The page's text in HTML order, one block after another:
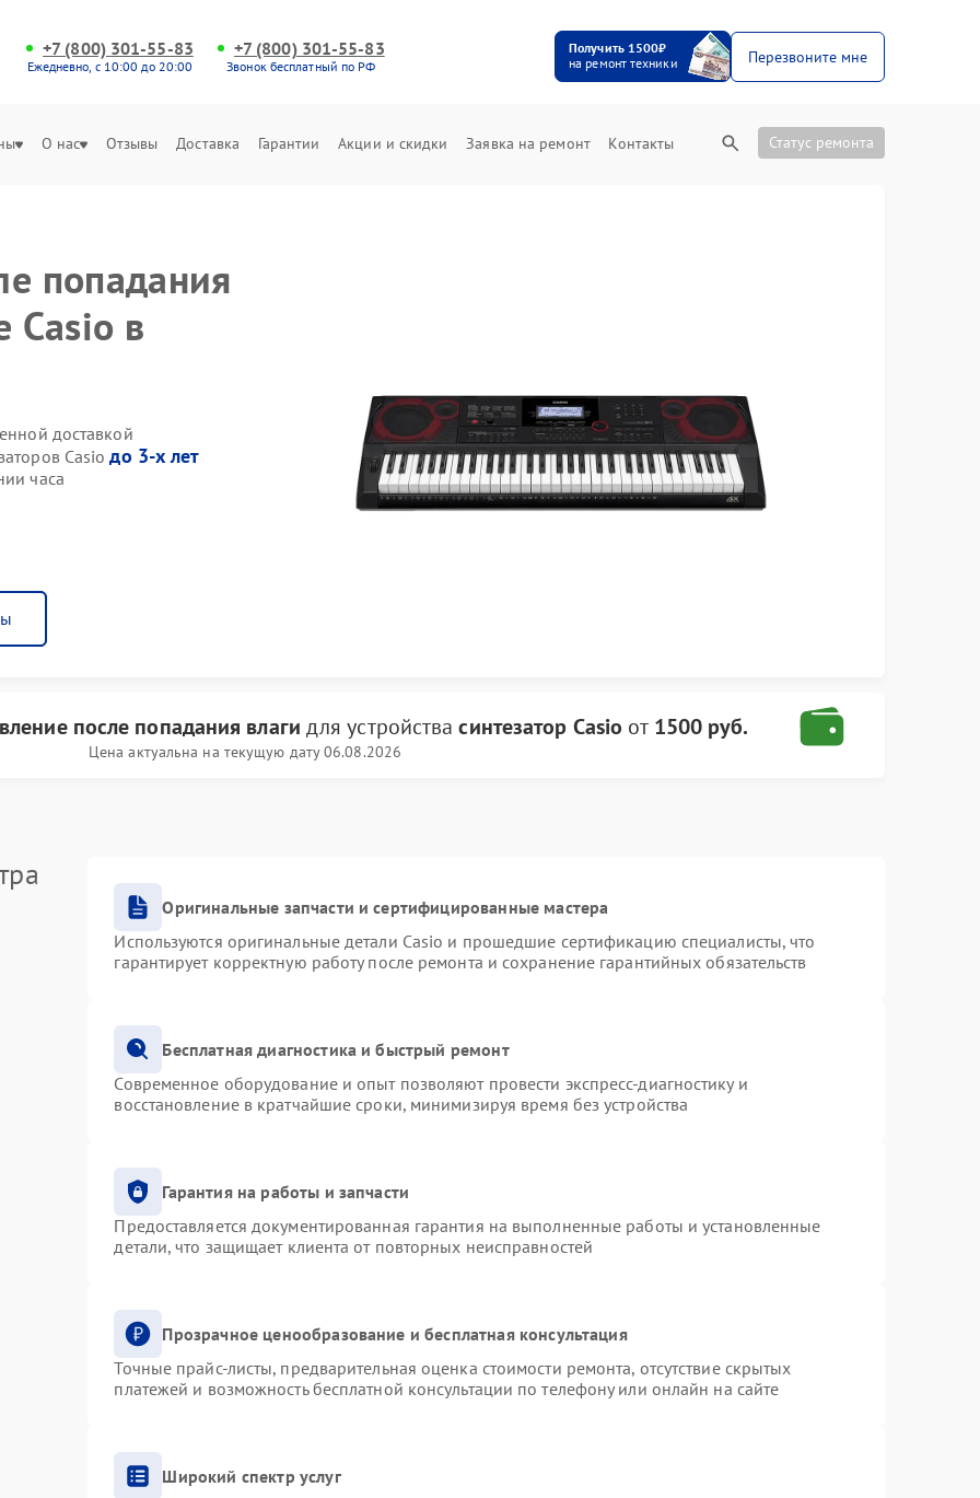
+7 (800) 301-55-83
Ежедневно, с 10:00 до 20:00
+7 (800) 301-55-83
Звонок бесплатный по РФ
Получить 1500₽
на ремонт техники
Перезвоните мне
О нас Отзывы Доставка Гарантии Акции и скидки Заявка на ремонт Контакты Статус ремонта
попадания
Casio в
доставкой
Casioдо 3-х лет
часа
после попадания влаги для устройствасинтезатор Casio от 1500 руб.
Цена актуальна на текущую дату 06.08.2026
Оригинальные запчасти и сертифицированные мастера
Используются оригинальные детали Casio и прошедшие сертификацию специалисты, что
гарантирует корректную работу после ремонта и сохранение гарантийных обязательств
Бесплатная диагностика и быстрый ремонт
Современное оборудование и опыт позволяют провести экспресс-диагностику и
восстановление в кратчайшие сроки, минимизируя время без устройства
Гарантия на работы и запчасти
Предоставляется документированная гарантия на выполненные работы и установленные
детали, что защищает клиента от повторных неисправностей
Прозрачное ценообразование и бесплатная консультация
Точные прайс-листы, предварительная оценка стоимости ремонта, отсутствие скрытых
платежей и возможность бесплатной консультации по телефону или онлайн на сайте
Широкий спектр услуг